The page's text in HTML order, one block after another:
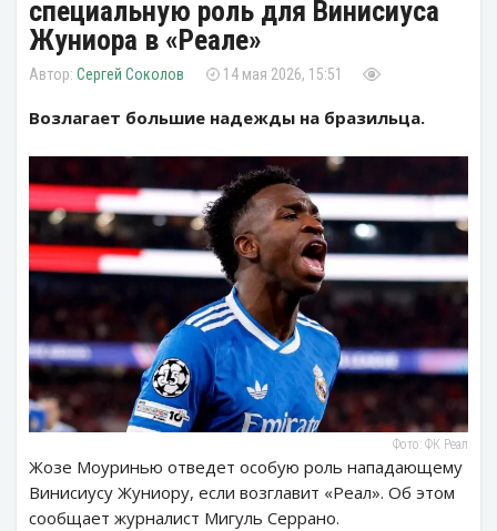
специальную роль для Винисиуса
Жуниора в «Реале»
Сергей Соколов 14 мая 2026, 15:51
Возлагает большие надежды на бразильца.
Фото: ФК Реал
Жозе Моуринью отведет особую роль нападающему
Винисиусу Жуниору, если возглавит «Реал». Об этом
сообщает журналист Мигуль Серрано.